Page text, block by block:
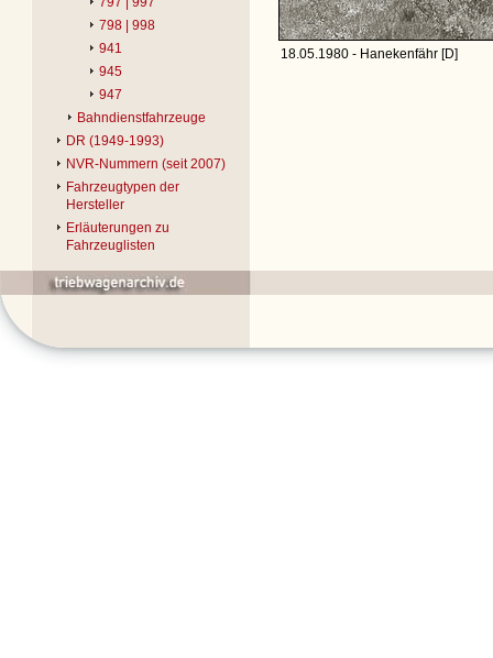
798 | 998
941
945
947
Bahndienstfahrzeuge
DR (1949-1993)
NVR-Nummern (seit 2007)
Fahrzeugtypen der
Hersteller
Erläuterungen zu
Fahrzeuglisten
18.05.1980 - Hanekenfähr [D]